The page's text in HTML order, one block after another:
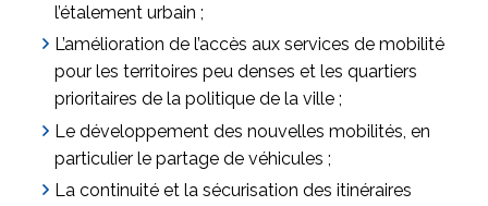
l’étalement urbain ;
L’amélioration de l’accès aux services de mobilité
pour les territoires peu denses et les quartiers
prioritaires de la politique de la ville ;
Le développement des nouvelles mobilités, en
particulier le partage de véhicules ;
La continuité et la sécurisation des itinéraires